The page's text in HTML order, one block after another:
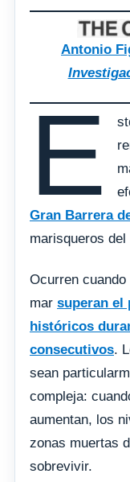
Antonio
E
Gran Barrera
marisqueros
Ocurren cuando
mar superan el
históricos
consecutivos.
sean
compleja:
aumentan, los
zonas muertas
sobrevivir.